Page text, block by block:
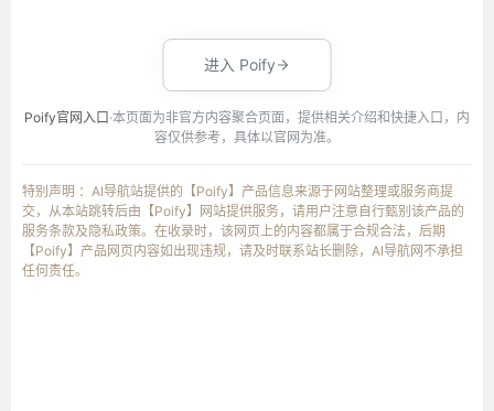
进入 Poify
Poify官网入口 ·本页面为非官方内容聚合页面，提供相关介绍和快捷入口，内
容仅供参考，具体以官网为准。
特别声明 ：AI导航站提供的【Poify】产品信息来源于网站整理或服务商提
交，从本站跳转后由【Poify】网站提供服务，请用户注意自行甄别该产品的
服务条款及隐私政策。在收录时，该网页上的内容都属于合规合法，后期
【Poify】产品网页内容如出现违规，请及时联系站长删除，AI导航网不承担
任何责任。